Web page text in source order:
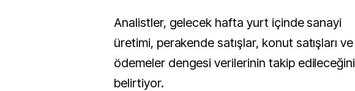
Analistler, gelecek hafta yurt içinde sanayi
üretimi, perakende satışlar, konut satışları ve
ödemeler dengesi verilerinin takip edileceğini
belirtiyor.